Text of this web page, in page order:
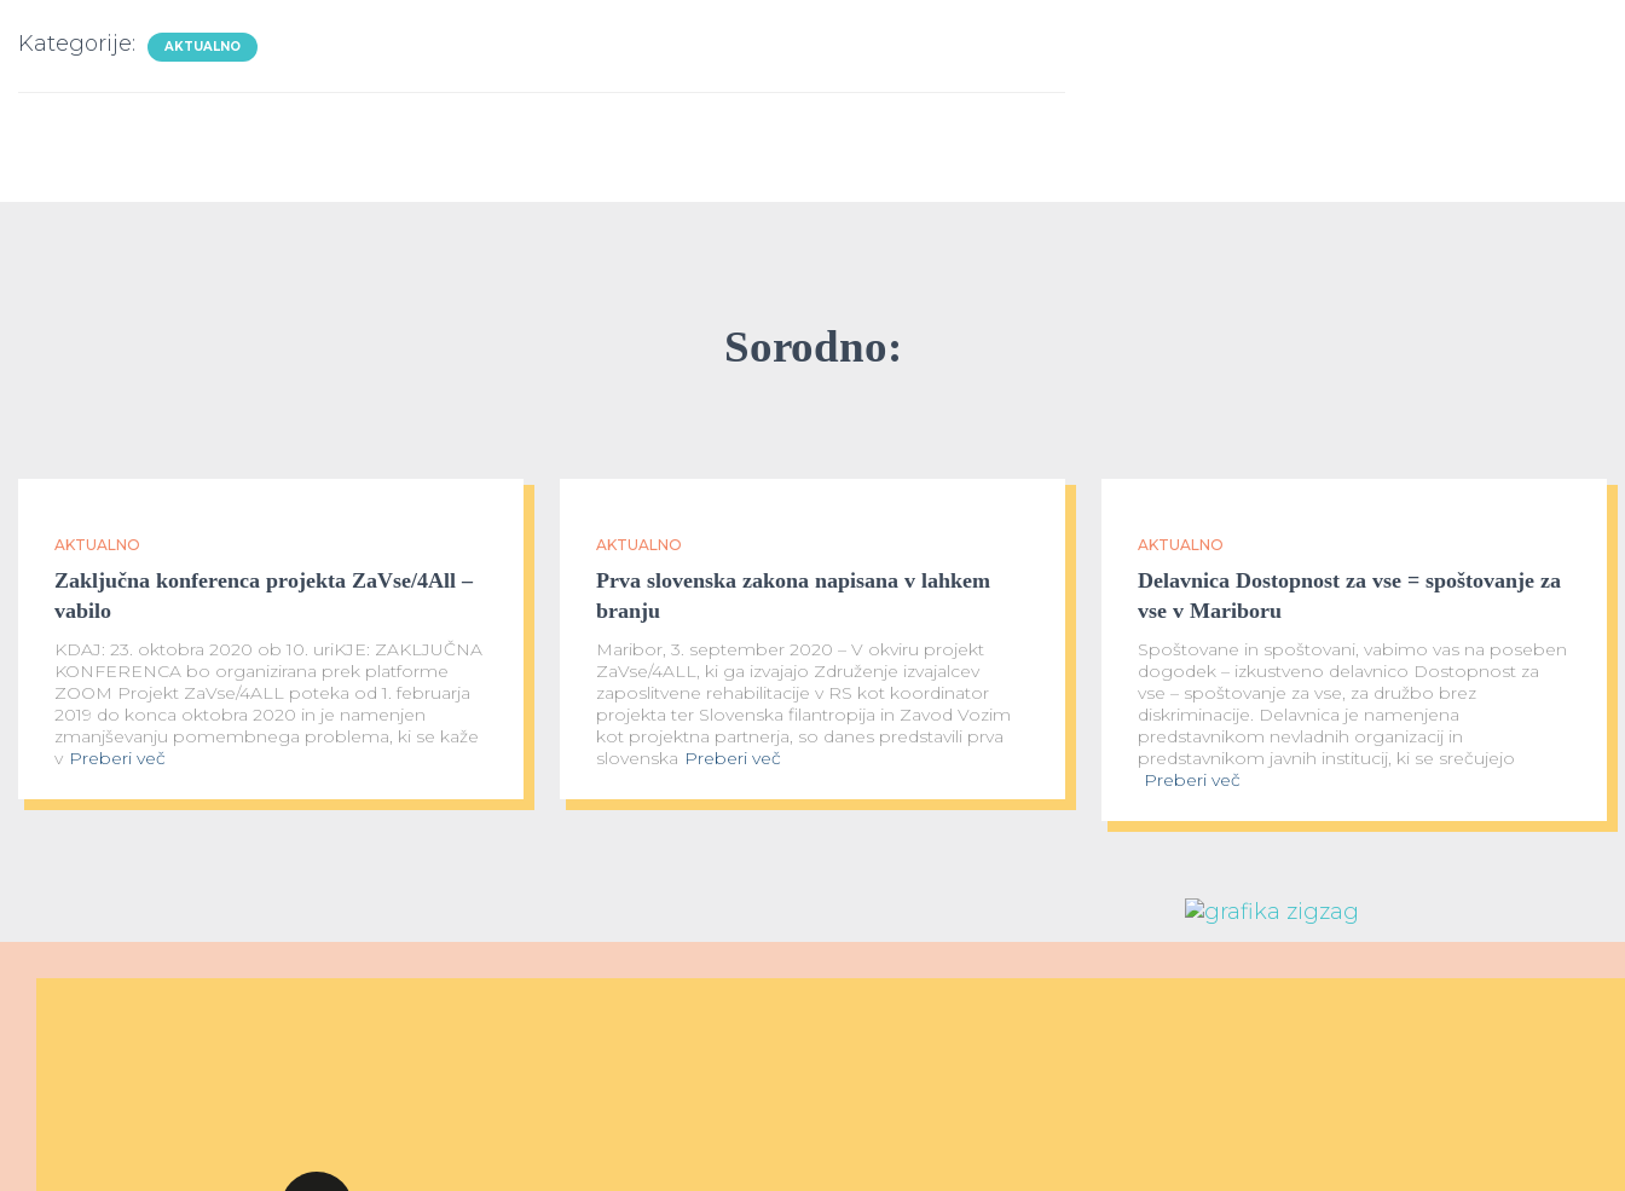
Kategorije: AKTUALNO
Sorodno:
AKTUALNO
Zaključna konferenca projekta ZaVse/4All –
vabilo
KDAJ: 23. oktobra 2020 ob 10. uriKJE: ZAKLJUČNA
KONFERENCA bo organizirana prek platforme
ZOOM Projekt ZaVse/4ALL poteka od 1. februarja
2019 do konca oktobra 2020 in je namenjen
zmanjševanju pomembnega problema, ki se kaže
v Preberi več
AKTUALNO
Prva slovenska zakona napisana v lahkem
branju
Maribor, 3. september 2020 – V okviru projekt
ZaVse/4ALL, ki ga izvajajo Združenje izvajalcev
zaposlitvene rehabilitacije v RS kot koordinator
projekta ter Slovenska filantropija in Zavod Vozim
kot projektna partnerja, so danes predstavili prva
slovenska Preberi več
AKTUALNO
Delavnica Dostopnost za vse = spoštovanje za
vse v Mariboru
Spoštovane in spoštovani, vabimo vas na poseben
dogodek – izkustveno delavnico Dostopnost za
vse – spoštovanje za vse, za družbo brez
diskriminacije. Delavnica je namenjena
predstavnikom nevladnih organizacij in
predstavnikom javnih institucij, ki se srečujejo
Preberi več